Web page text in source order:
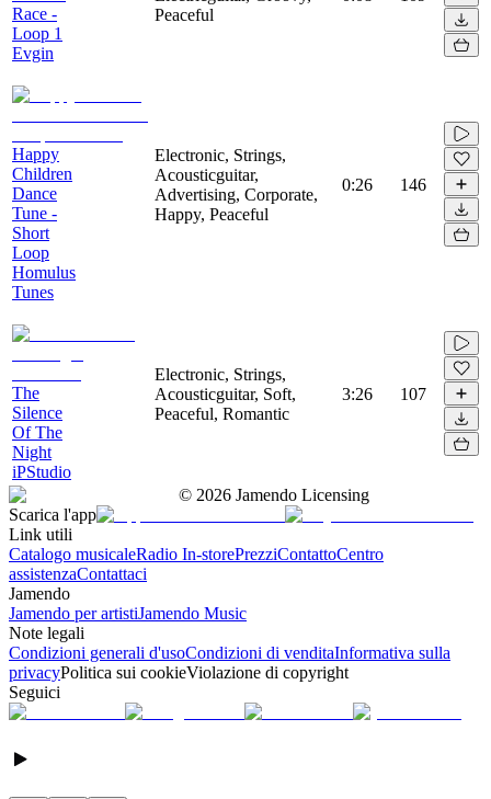
Race -
Loop 1
Evgin
Peaceful
Happy
Children
Dance
Tune -
Short
Loop
Homulus
Tunes
Electronic, Strings,
Acousticguitar,
Advertising, Corporate,
Happy, Peaceful
0:26 146
The
Silence
Of The
Night
iPStudio
Electronic, Strings,
Acousticguitar, Soft,
Peaceful, Romantic
3:26 107
© 2026 Jamendo Licensing
Scarica l'app
Link utili
Catalogo musicaleRadio In-storePrezziContattoCentro
assistenzaContattaci
Jamendo
Jamendo per artistiJamendo Music
Note legali
Condizioni generali d'usoCondizioni di venditaInformativa sulla
privacyPolitica sui cookieViolazione di copyright
Seguici